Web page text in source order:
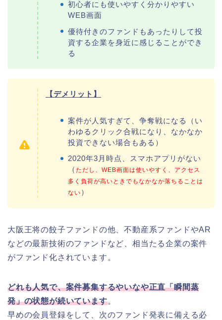
初心者にも使いやすく分かりやすい
WEB画面
優待付きのファンドもあったりして投
資する企業を身近に感じることができ
る
【デメリット】
案件が人気すぎて、争奪戦になる（い
わゆるクリック合戦になり、なかなか
投資できない場合もある）
2020年3月時点、スマホアプリがない
（ ただし、WEB画面は使いやすく、アクセス
多く負荷が高いときでもなかなか落ちることは
ない ）
大阪王将の餃子ファンドの他、不動産系ファンドやAR
などの最新技術のファンドなど、相当たる企業の案件
がファンド化されています。
どれも人気で、案件募集するやいなや正直「瞬間蒸
発」の状態が続いています。
早めの会員登録をして、次のファンド発表に備える必